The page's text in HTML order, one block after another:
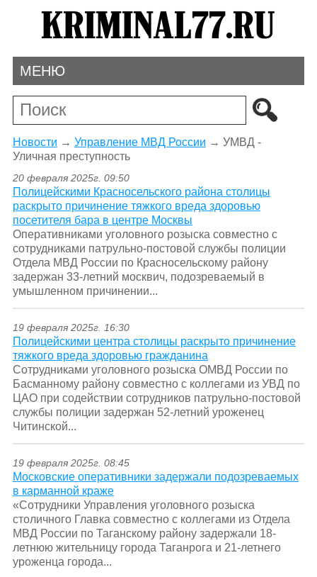
МЕНЮ
Новости → Управление МВД России → УМВД -
Уличная преступность
20 февраля 2025г. 09:50
Полицейскими Красносельского района столицы
раскрыто причинение тяжкого вреда здоровью
посетителя бара в центре Москвы
Оперативниками уголовного розыска совместно с
сотрудниками патрульно-постовой службы полиции
Отдела МВД России по Красносельскому району
задержан 33-летний москвич, подозреваемый в
умышленном причинении...
19 февраля 2025г. 16:30
Полицейскими центра столицы раскрыто причинение
тяжкого вреда здоровью гражданина
Сотрудниками уголовного розыска ОМВД России по
Басманному району совместно с коллегами из УВД по
ЦАО при содействии сотрудников патрульно-постовой
службы полиции задержан 52-летний уроженец
Читинской...
19 февраля 2025г. 08:45
Московские оперативники задержали подозреваемых
в карманной краже
«Сотрудники Управления уголовного розыска
столичного Главка совместно с коллегами из Отдела
МВД России по Таганскому району задержали 18-
летнюю жительницу города Таганрога и 21-летнего
уроженца города...